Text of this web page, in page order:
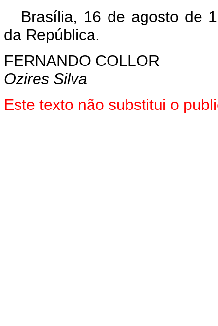
Brasília, 16 de agosto de
da República.
FERNANDO COLLOR
Ozires Silva
Este texto não substitui o